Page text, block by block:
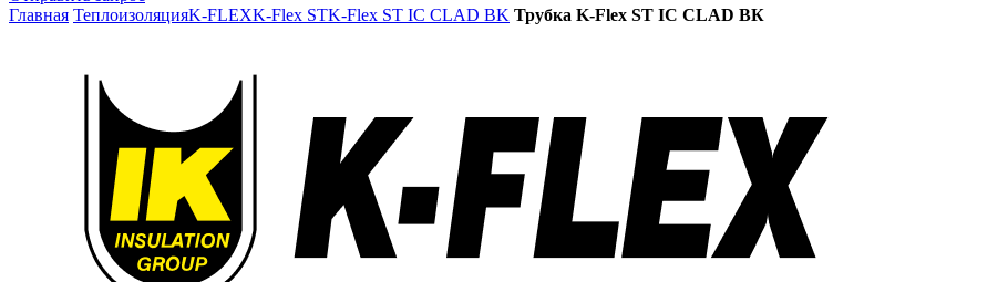
Главная ТеплоизоляцияK-FLEXK-Flex STK-Flex ST IC CLAD BK Трубка K-Flex ST IC CLAD ВК